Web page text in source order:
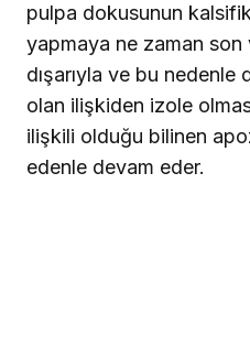
pulpa dokusunun
yapmaya ne zaman
dışarıyla ve bu
olan ilişkiden izole
ilişkili olduğu bilinen
edenle devam eder.